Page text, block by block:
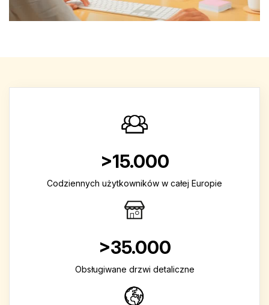
>15.000
Codziennych użytkowników w całej Europie
>35.000
Obsługiwane drzwi detaliczne